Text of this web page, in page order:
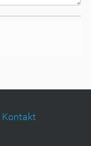
Kontakt